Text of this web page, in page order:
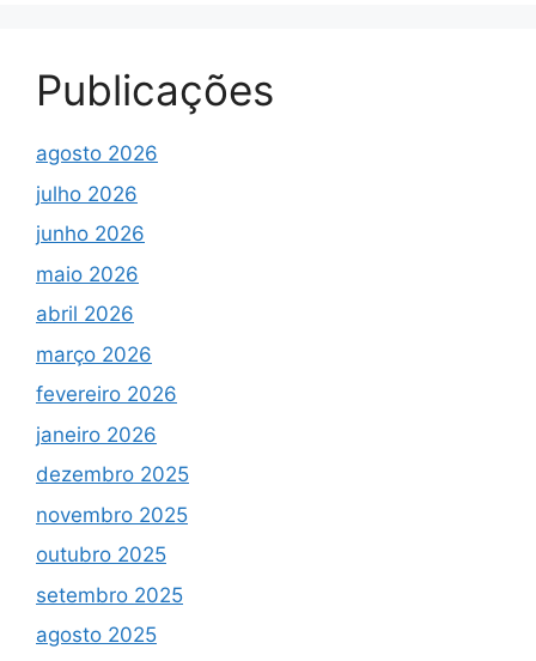
Publicações
agosto 2026
julho 2026
junho 2026
maio 2026
abril 2026
março 2026
fevereiro 2026
janeiro 2026
dezembro 2025
novembro 2025
outubro 2025
setembro 2025
agosto 2025